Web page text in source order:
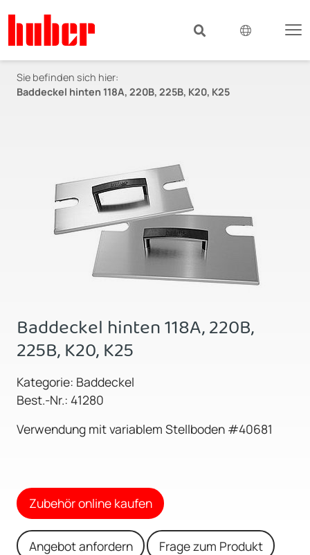
Sie befinden sich hier:
Baddeckel hinten 118A, 220B, 225B, K20, K25
Baddeckel hinten 118A, 220B,
225B, K20, K25
Kategorie: Baddeckel
Best.-Nr.: 41280
Verwendung mit variablem Stellboden #40681
Zubehör online kaufen
Angebot anfordern Frage zum Produkt